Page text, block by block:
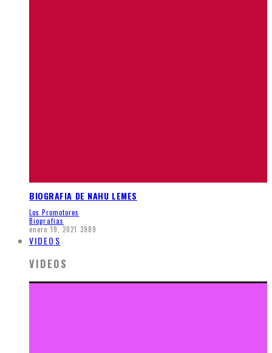
BIOGRAFIA DE NAHU LEMES
Los Promotores
Biografias
enero 19, 2021 3989
VIDEOS
VIDEOS